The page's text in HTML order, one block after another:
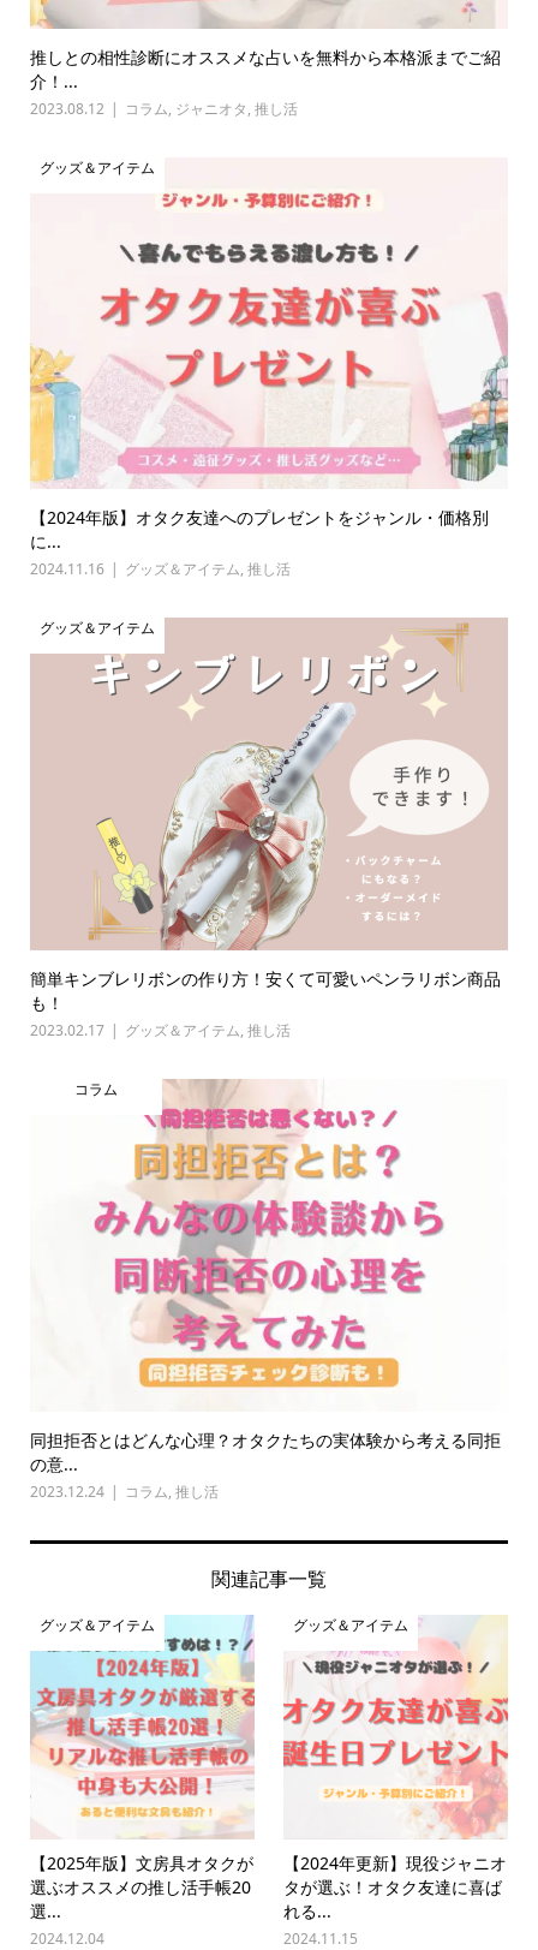
推しとの相性診断にオススメな占いを無料から本格派までご紹
介！...
2023.08.12 コラム, ジャニオタ, 推し活
グッズ＆アイテム
【2024年版】オタク友達へのプレゼントをジャンル・価格別
に...
2024.11.16 グッズ＆アイテム, 推し活
グッズ＆アイテム
簡単キンブレリボンの作り方！安くて可愛いペンラリボン商品
も！
2023.02.17 グッズ＆アイテム, 推し活
コラム
同担拒否とはどんな心理？オタクたちの実体験から考える同拒
の意...
2023.12.24 コラム, 推し活
関連記事一覧
グッズ＆アイテム
【2025年版】文房具オタクが
選ぶオススメの推し活手帳20
選...
2024.12.04
グッズ＆アイテム
【2024年更新】現役ジャニオ
タが選ぶ！オタク友達に喜ば
れる...
2024.11.15